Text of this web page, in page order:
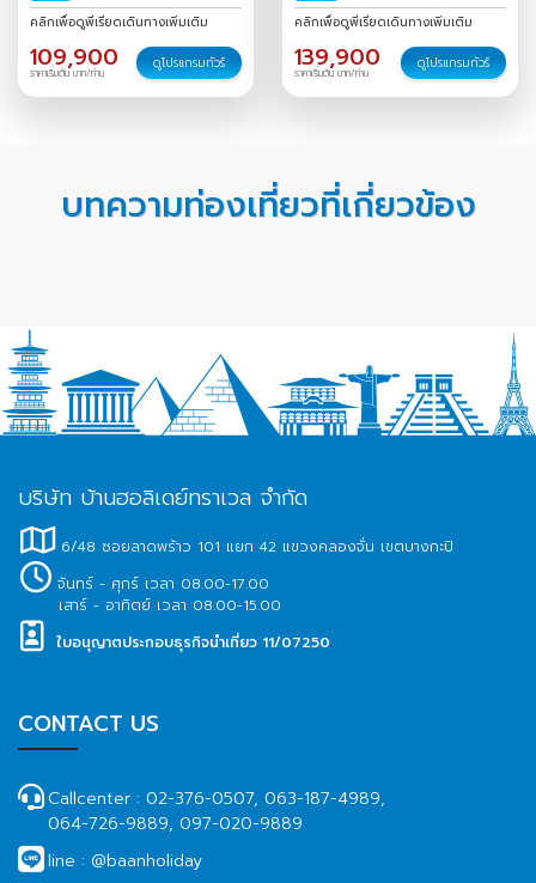
คลิกเพื่อดูพีเรียดเดินทางเพิ่มเติม
109,900
ราคาเริ่มต้น บาท/ท่าน
ดูโปรแกรมทัวร์
คลิกเพื่อดูพีเรียดเดินทางเพิ่มเติม
139,900
ราคาเริ่มต้น บาท/ท่าน
ดูโปรแกรมทัวร์
บทความท่องเที่ยวที่เกี่ยวข้อง
บริษัท บ้านฮอลิเดย์ทราเวล จำกัด
6/48 ซอยลาดพร้าว 101 แยก 42 แขวงคลองจั่น เขตบางกะปิ
จันทร์ - ศุกร์ เวลา 08.00-17.00
เสาร์ - อาทิตย์ เวลา 08.00-15.00
ใบอนุญาตประกอบธุรกิจนำเที่ยว 11/07250
CONTACT US
Callcenter : 02-376-0507, 063-187-4989,
064-726-9889, 097-020-9889
line : @baanholiday